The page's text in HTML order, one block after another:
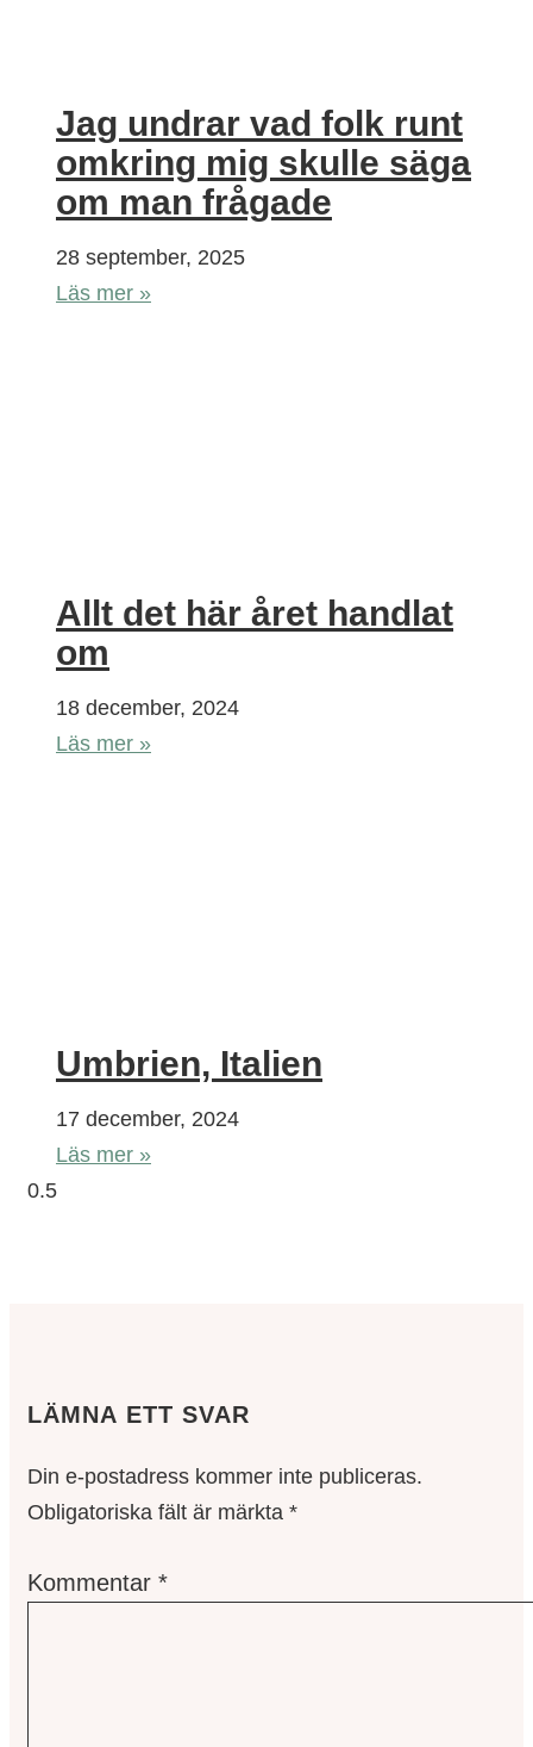
Jag undrar vad folk runt
omkring mig skulle säga
om man frågade
28 september, 2025
Läs mer »
Allt det här året handlat
om
18 december, 2024
Läs mer »
Umbrien, Italien
17 december, 2024
Läs mer »
LÄMNA ETT SVAR
Din e-postadress kommer inte publiceras.
Obligatoriska fält är märkta *
Kommentar *